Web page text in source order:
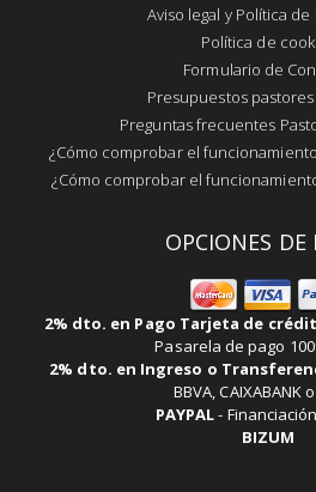
Aviso legal y Política de
Política de
Formulario de
Presupuestos
Preguntas frecuentes
¿Cómo comprobar el
¿Cómo comprobar el
OPCIONES DE
2% dto. en Pago Tarjeta de
Pasarela de pago
2% dto. en Ingreso o
BBVA, CAIXABANK
PAYPAL-
BIZUM